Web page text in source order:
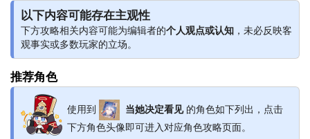
以下内容可能存在主观性
下方攻略相关内容可能为编辑者的个人观点或认知 ，未必反映客
观事实或多数玩家的立场。
推荐角色
使用到 当她决定看见的角色如下列出，点击
下方角色头像即可进入对应角色攻略页面。